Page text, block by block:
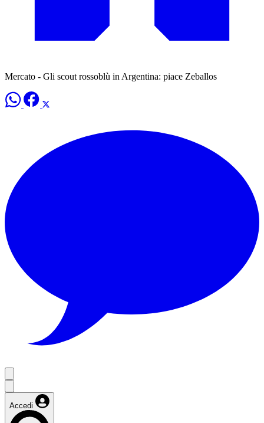
Mercato - Gli scout rossoblù in Argentina: piace Zeballos
Accedi